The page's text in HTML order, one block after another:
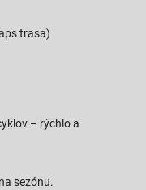
trasa)
– rýchlo a
sezónu.